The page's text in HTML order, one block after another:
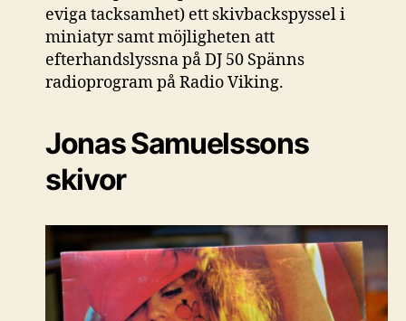
eviga tacksamhet) ett skivbackspyssel i
miniatyr samt möjligheten att
efterhandslyssna på DJ 50 Spänns
radioprogram på Radio Viking.
Jonas Samuelssons
skivor